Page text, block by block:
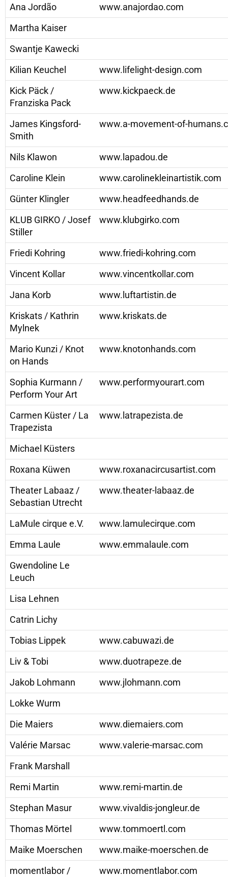
Ana Jordão
www.anajordao.com
Martha Kaiser
Swantje Kawecki
Kilian Keuchel
www.lifelight-design.com
Kick Päck /
Franziska Pack
www.kickpaeck.de
James Kingsford-
Smith
www.a-movement-of-
Nils Klawon
www.lapadou.de
Caroline Klein
www.carolinekleinartistik.com
Günter Klingler
www.headfeedhands.de
KLUB GIRKO / Josef
Stiller
www.klubgirko.com
Friedi Kohring
www.friedi-kohring.com
Vincent Kollar
www.vincentkollar.com
Jana Korb
www.luftartistin.de
Kriskats / Kathrin
Mylnek
www.kriskats.de
Mario Kunzi / Knot
on Hands
www.knotonhands.com
Sophia Kurmann /
Perform Your Art
www.performyourart.com
Carmen Küster / La
Trapezista
www.latrapezista.de
Michael Küsters
Roxana Küwen
www.roxanacircusartist.com
Theater Labaaz /
Sebastian Utrecht
www.theater-labaaz.de
LaMule cirque e.V.
www.lamulecirque.com
Emma Laule
www.emmalaule.com
Gwendoline Le
Leuch
Lisa Lehnen
Catrin Lichy
Tobias Lippek
www.cabuwazi.de
Liv & Tobi
www.duotrapeze.de
Jakob Lohmann
www.jlohmann.com
Lokke Wurm
Die Maiers
www.diemaiers.com
Valérie Marsac
www.valerie-marsac.com
Frank Marshall
Remi Martin
www.remi-martin.de
Stephan Masur
www.vivaldis-jongleur.de
Thomas Mörtel
www.tommoertl.com
Maike Moerschen
www.maike-moerschen.de
momentlabor /
www.momentlabor.com